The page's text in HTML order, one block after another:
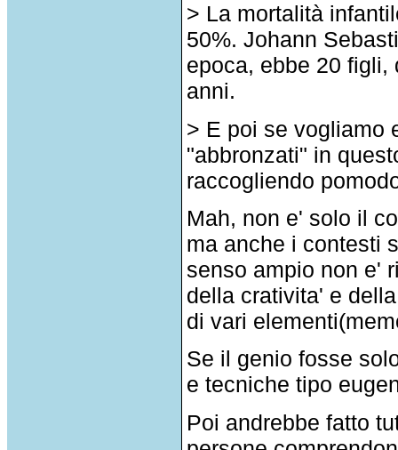
> La mortalità
50%. Johann
epoca, ebbe 20 figli,
anni.
> E poi se vogliamo
"abbronzati" in
raccogliendo
Mah, non e' solo il
ma anche i contesti
senso ampio non e'
della crativita' e
di vari
Se il genio fosse
e tecniche tipo
Poi andrebbe fatto